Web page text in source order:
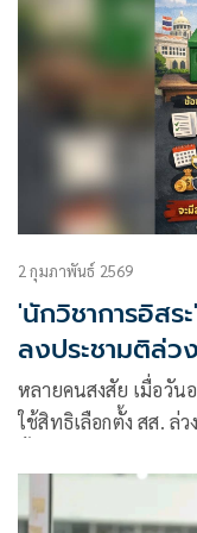
2 กุมภาพันธ์ 2569
'นักวิชาการอิส
ลงประชามติล่ว
หลายคนสงสัย เมื่อวั
ใช้สิทธิเลือกตั้ง สส. ล่